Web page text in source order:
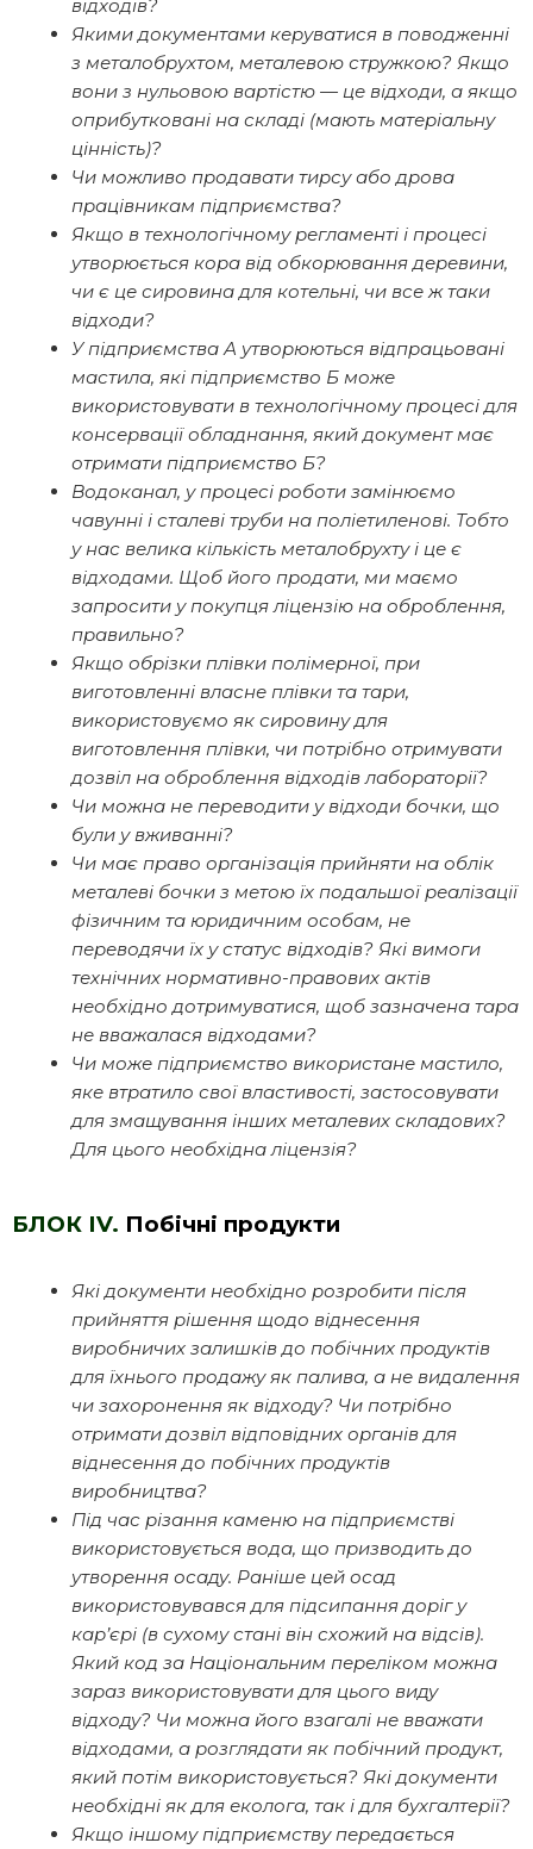
відходів?
Якими документами керуватися в поводженні
з металобрухтом, металевою стружкою? Якщо
вони з нульовою вартістю — це відходи, а якщо
оприбутковані на складі (мають матеріальну
цінність)?
Чи можливо продавати тирсу або дрова
працівникам підприємства?
Якщо в технологічному регламенті і процесі
утворюється кора від обкорювання деревини,
чи є це сировина для котельні, чи все ж таки
відходи?
У підприємства А утворюються відпрацьовані
мастила, які підприємство Б може
використовувати в технологічному процесі для
консервації обладнання, який документ має
отримати підприємство Б?
Водоканал, у процесі роботи замінюємо
чавунні і сталеві труби на поліетиленові. Тобто
у нас велика кількість металобрухту і це є
відходами. Щоб його продати, ми маємо
запросити у покупця ліцензію на оброблення,
правильно?
Якщо обрізки плівки полімерної, при
виготовленні власне плівки та тари,
використовуємо як сировину для
виготовлення плівки, чи потрібно отримувати
дозвіл на оброблення відходів лабораторії?
Чи можна не переводити у відходи бочки, що
були у вживанні?
Чи має право організація прийняти на облік
металеві бочки з метою їх подальшої реалізації
фізичним та юридичним особам, не
переводячи їх у статус відходів? Які вимоги
технічних нормативно-правових актів
необхідно дотримуватися, щоб зазначена тара
не вважалася відходами?
Чи може підприємство використане мастило,
яке втратило свої властивості, застосовувати
для змащування інших металевих складових?
Для цього необхідна ліцензія?
БЛОК IV. Побічні продукти
Які документи необхідно розробити після
прийняття рішення щодо віднесення
виробничих залишків до побічних продуктів
для їхнього продажу як палива, а не видалення
чи захоронення як відходу? Чи потрібно
отримати дозвіл відповідних органів для
віднесення до побічних продуктів
виробництва?
Під час різання каменю на підприємстві
використовується вода, що призводить до
утворення осаду. Раніше цей осад
використовувався для підсипання доріг у
кар’єрі (в сухому стані він схожий на відсів).
Який код за Національним переліком можна
зараз використовувати для цього виду
відходу? Чи можна його взагалі не вважати
відходами, а розглядати як побічний продукт,
який потім використовується? Які документи
необхідні як для еколога, так і для бухгалтерії?
Якщо іншому підприємству передається